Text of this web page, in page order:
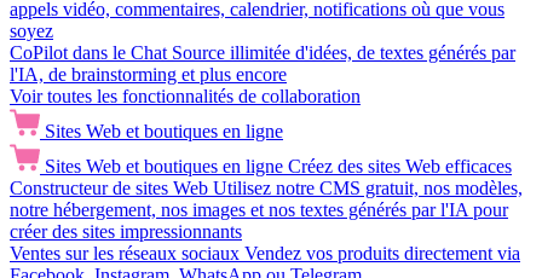
appels vidéo, commentaires, calendrier, notifications où que vous
soyez
CoPilot dans le Chat Source illimitée d'idées, de textes générés par
l'IA, de brainstorming et plus encore
Voir toutes les fonctionnalités de collaboration
Sites Web et boutiques en ligne
Sites Web et boutiques en ligne Créez des sites Web efficaces
Constructeur de sites Web Utilisez notre CMS gratuit, nos modèles,
notre hébergement, nos images et nos textes générés par l'IA pour
créer des sites impressionnants
Ventes sur les réseaux sociaux Vendez vos produits directement via